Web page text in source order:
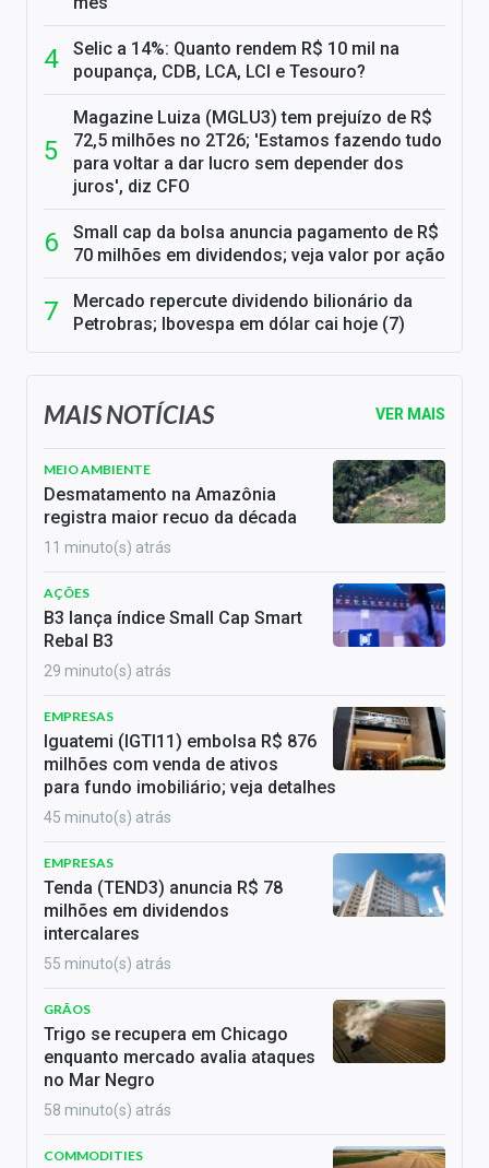
Selic a 14%: Quanto rendem R$ 10 mil na
poupança, CDB, LCA, LCI e Tesouro?
Magazine Luiza (MGLU3) tem prejuízo de R$
72,5 milhões no 2T26; 'Estamos fazendo tudo
para voltar a dar lucro sem depender dos
juros', diz CFO
Small cap da bolsa anuncia pagamento de R$
70 milhões em dividendos; veja valor por ação
Mercado repercute dividendo bilionário da
Petrobras; Ibovespa em dólar cai hoje (7)
MAIS NOTÍCIAS VER MAIS
MEIO AMBIENTE
Desmatamento na Amazônia
registra maior recuo da década
11 minuto(s) atrás
AÇÕES
B3 lança índice Small Cap Smart
Rebal B3
29 minuto(s) atrás
EMPRESAS
Iguatemi (IGTI11) embolsa R$ 876
milhões com venda de ativos
para fundo imobiliário; veja detalhes
45 minuto(s) atrás
EMPRESAS
Tenda (TEND3) anuncia R$ 78
milhões em dividendos
intercalares
55 minuto(s) atrás
GRÃOS
Trigo se recupera em Chicago
enquanto mercado avalia ataques
no Mar Negro
58 minuto(s) atrás
COMMODITIES